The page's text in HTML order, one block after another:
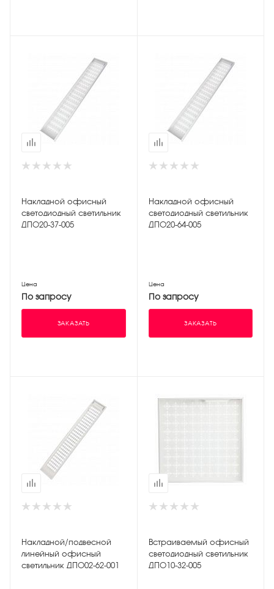
Накладной офисный
светодиодный светильник
ДПО20-37-005
Цена
По запросу
ЗАКАЗАТЬ
Накладной офисный
светодиодный светильник
ДПО20-64-005
Цена
По запросу
ЗАКАЗАТЬ
Накладной/подвесной
линейный офисный
светильник ДПО02-62-001
Встраиваемый офисный
светодиодный светильник
ДПО10-32-005